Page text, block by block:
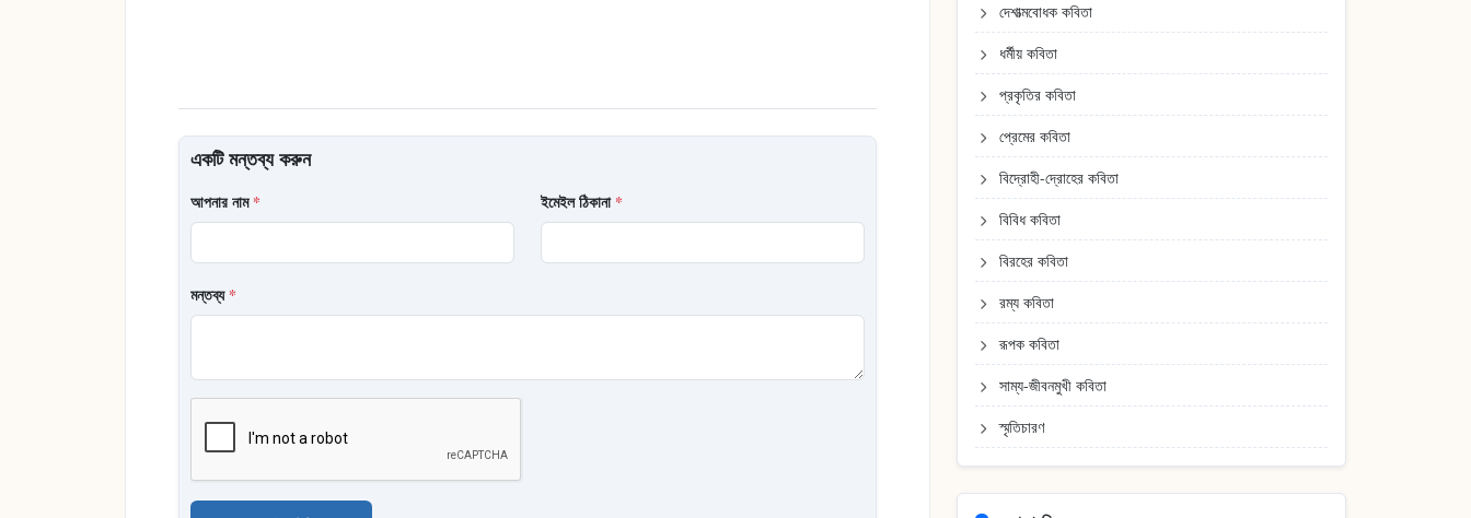
একটি মন্তব্য করুন
আপনার নাম* ইমেইল ঠিকানা*
মন্তব্য*
দেশাত্মবোধক কবিতা
ধর্মীয় কবিতা
প্রকৃতির কবিতা
প্রেমের কবিতা
বিদ্রোহী-দ্রোহের কবিতা
বিবিধ কবিতা
বিরহের কবিতা
রম্য কবিতা
রূপক কবিতা
সাম্য-জীবনমুখী কবিতা
স্মৃতিচারণ